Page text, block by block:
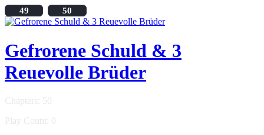
49
50
Gefrorene Schuld & 3
Reuevolle Brüder
Chapters: 50
Play Count: 0